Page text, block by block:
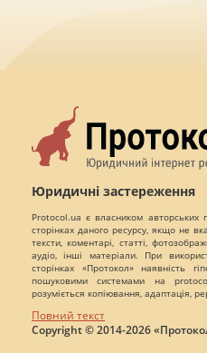
Юридичні застереження
Protocol.ua є власником
сторінках даного ресурсу, якщо не
тексти, коментарі, статті,
аудіо, інші матеріали. При
сторінках «Протокол» наявність
пошуковими системами на
розуміється копіювання, адаптація,
Повний текст
Copyright © 2014-2026